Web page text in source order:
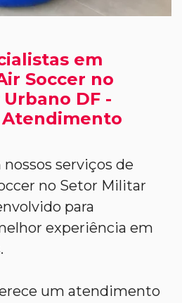
em
Soccer no
DF -
serviços de
no Setor Militar
para
experiência em
um atendimento